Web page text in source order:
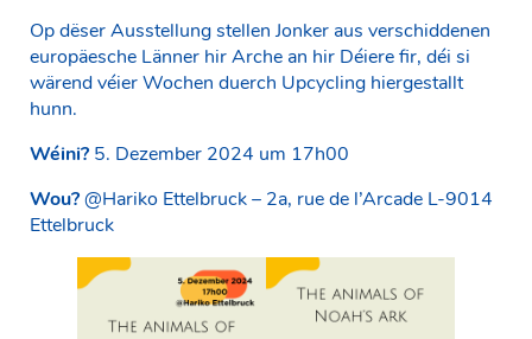
Op dëser Ausstellung stellen Jonker aus verschiddenen
europäesche Länner hir Arche an hir Déiere fir, déi si
wärend véier Wochen duerch Upcycling hiergestallt
hunn.
Wéini? 5. Dezember 2024 um 17h00
Wou?@Hariko Ettelbruck – 2a, rue de l’Arcade L-9014
Ettelbruck